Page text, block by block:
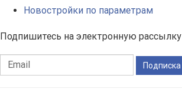
Новостройки по параметрам
Подпишитесь на электронную рассылку
Подписка